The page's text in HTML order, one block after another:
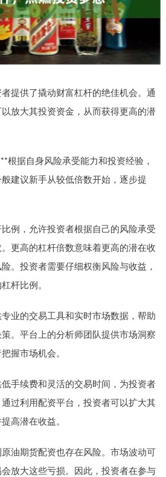
提供了撬动财富杠杆的绝佳机会。通
放大其投资资金，从而获得更高的潜
根据自身风险承受能力和投资经验，
建议新手从较低倍数开始，逐步提
例，允许投资者根据自己的风险承受
更高的杠杆倍数意味着更高的潜在收
。投资者需要仔细权衡风险与收益，
杆比例。
业的交易工具和实时市场数据，帮助
。平台上的分析师团队提供市场洞察
握市场机会。
手续费和灵活的交易时间，为投资者
过利用配资平台，投资者可以扩大其
高潜在收益。
油期货配资也存在风险。市场波动可
放大这些亏损。因此，投资者在参与